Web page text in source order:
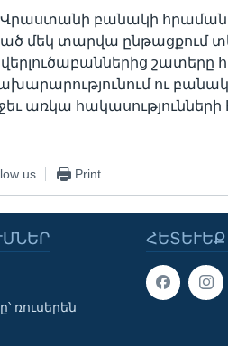
Վրաստանի բանակի
մեկ տարվա ընթացքում
վերլուծաբաններից շատերը
ու
առկա հակասությունների
us Print
ռուսերեն